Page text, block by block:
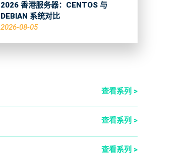
2026 香港服务器：CENTOS 与
DEBIAN 系统对比
2026-08-05
查看系列 >
查看系列 >
查看系列 >